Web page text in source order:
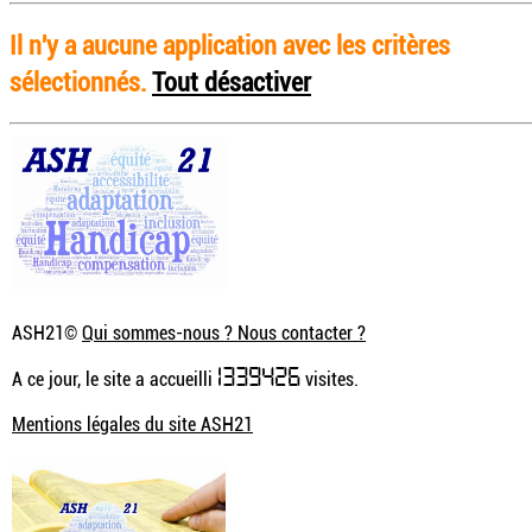
Il n'y a aucune application avec les critères
sélectionnés.Tout désactiver
ASH21©Qui sommes-nous ? Nous contacter ?
A ce jour, le site a accueilli 1339426visites.
Mentions légales du site ASH21